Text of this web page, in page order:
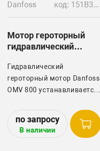
Danfoss код: 151B3114
Мотор героторный
гидравлический
Гидравлический
героторный мотор Danfoss
OMV 800 устанавливается
комбайнах Holmer и Ropa
арт. 272115.
В наличии